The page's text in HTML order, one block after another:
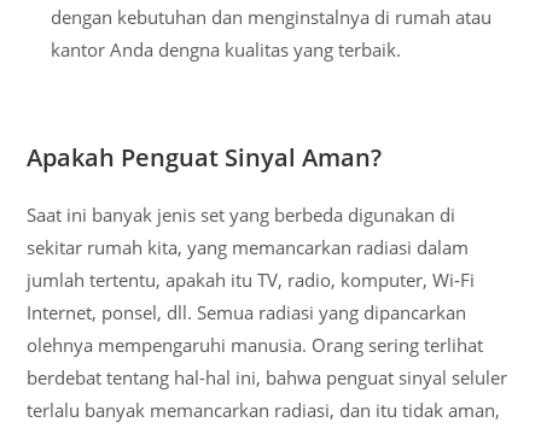
dengan kebutuhan dan menginstalnya di rumah atau
kantor Anda dengna kualitas yang terbaik.
Apakah Penguat Sinyal Aman?
Saat ini banyak jenis set yang berbeda digunakan di
sekitar rumah kita, yang memancarkan radiasi dalam
jumlah tertentu, apakah itu TV, radio, komputer, Wi-Fi
Internet, ponsel, dll. Semua radiasi yang dipancarkan
olehnya mempengaruhi manusia. Orang sering terlihat
berdebat tentang hal-hal ini, bahwa penguat sinyal seluler
terlalu banyak memancarkan radiasi, dan itu tidak aman,